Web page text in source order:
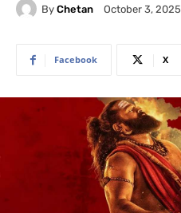
By Chetan October 3, 2025
Facebook X